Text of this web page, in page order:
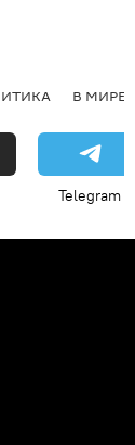
В МИРЕ
Telegram